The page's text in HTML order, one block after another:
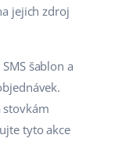
jejich zdroj
šablon a
stovkám
tyto akce